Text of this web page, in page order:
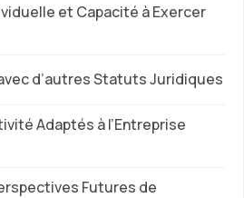
et Capacité à Exercer
d’autres Statuts Juridiques
Adaptés à l’Entreprise
Futures de